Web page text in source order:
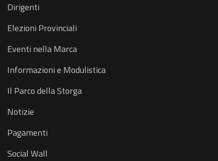
Dirigenti
Elezioni Provinciali
Eventi nella Marca
Informazioni e Modulistica
Il Parco della Storga
Notizie
Pagamenti
Social Wall